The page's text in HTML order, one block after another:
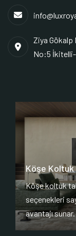
Ziya Gökalp
No:5
Köşe Koltuk
Köşe koltuk
seçenekleri
avantajı sunar.